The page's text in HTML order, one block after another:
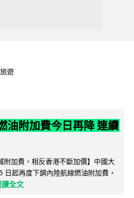
旅遊
油附加費今日再降 連續
附加費，相反香港不斷加價】中國大
日起再度下調內陸航線燃油附加費，
讀全文